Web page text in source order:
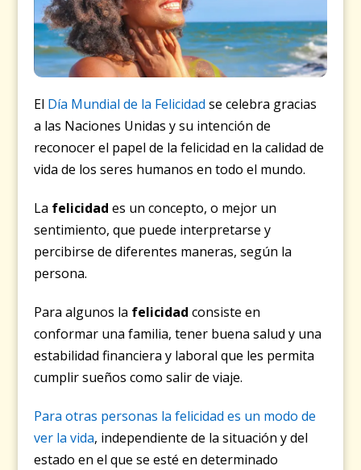
El Día Mundial de la Felicidad se celebra gracias
a las Naciones Unidas y su intención de
reconocer el papel de la felicidad en la calidad de
vida de los seres humanos en todo el mundo.
La felicidad es un concepto, o mejor un
sentimiento, que puede interpretarse y
percibirse de diferentes maneras, según la
persona.
Para algunos la felicidad consiste en
conformar una familia, tener buena salud y una
estabilidad financiera y laboral que les permita
cumplir sueños como salir de viaje.
Para otras personas la felicidad es un modo de
ver la vida, independiente de la situación y del
estado en el que se esté en determinado